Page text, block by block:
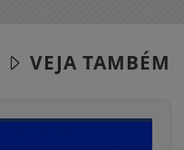
VEJA TAMBÉM